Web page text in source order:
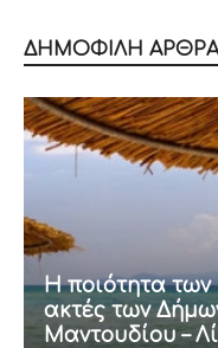
ΔΗΜΟΦΙΛΗ ΑΡΘΡΑ
Η ποιότητα των
ακτές των
Μαντουδίου –